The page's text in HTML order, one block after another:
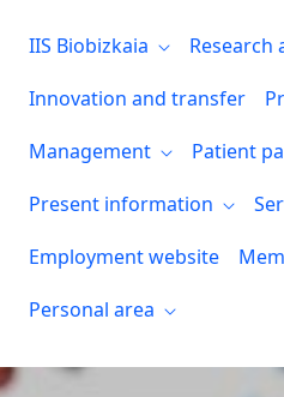
IIS Biobizkaia Research
Innovation and transfer
Management
Patient
Present information
Employment website
Personal area